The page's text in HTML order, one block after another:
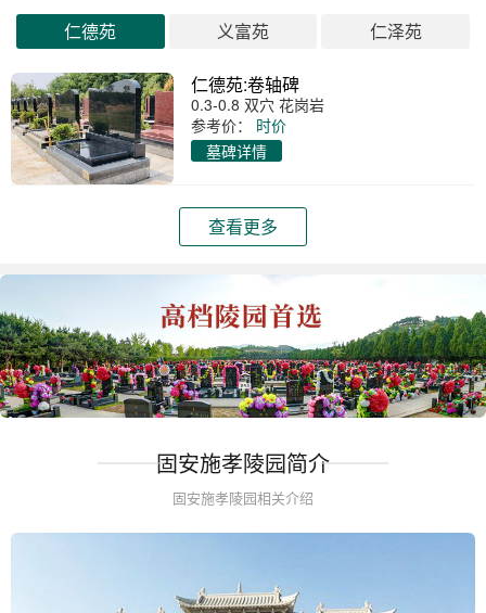
仁德苑 义富苑 仁泽苑
仁德苑:卷轴碑
0.3-0.8 双穴 花岗岩
参考价：
时价
墓碑详情
查看更多
固安施孝陵园简介
固安施孝陵园相关介绍